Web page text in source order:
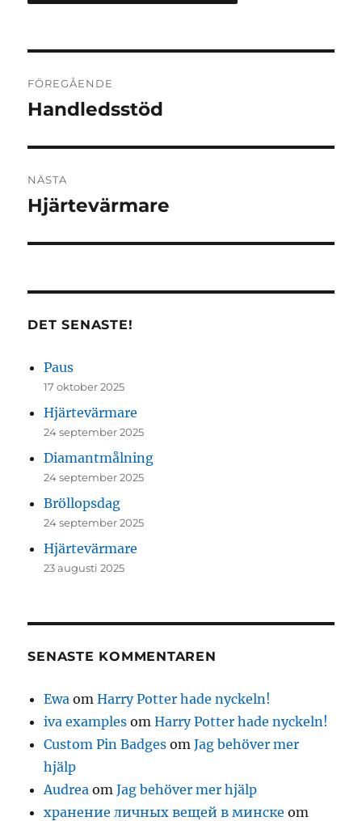
FÖREGÅENDE
Föregående
Handledsstöd
NÄSTA
Nästa
Hjärtevärmare
DET SENASTE!
Paus
17 oktober 2025
Hjärtevärmare
24 september 2025
Diamantmålning
24 september 2025
Bröllopsdag
24 september 2025
Hjärtevärmare
23 augusti 2025
SENASTE KOMMENTAREN
Ewa omHarry Potter hade nyckeln!
iva examples omHarry Potter hade nyckeln!
Custom Pin Badges omJag behöver mer
hjälp
Audrea omJag behöver mer hjälp
хранение личных вещей в минске om